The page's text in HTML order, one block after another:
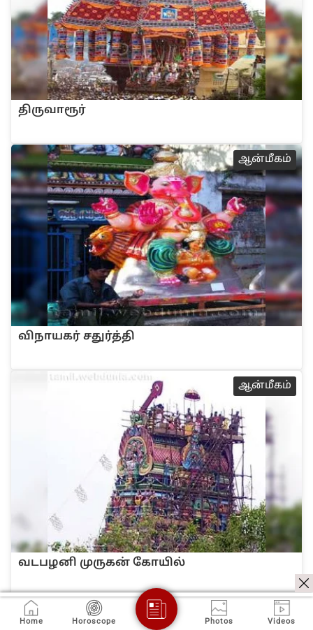
‌திருவாரூ‌ர்
ஆ‌ன்‌மீக‌ம்
விநாயகர் சதுர்த்தி
ஆ‌ன்‌மீக‌ம்
வடபழனி முருகன் கோயில்
ஆ‌ன்‌மீக‌ம்
Home Horoscope Photos Videos